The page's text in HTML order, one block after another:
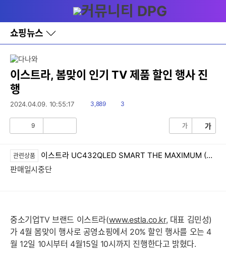
와
홈
쇼핑뉴스
바
로
레
이
토
이스트라, 봄맞이 인기 TV 제품 할인 행사 진
행
2024.04.09. 10:55:17
읽
3,889
댓
3
9 가 가
관련상품
이스트라 UC432QLED SMART THE MAXIMUM (스탠드)
판매일시중단
중소기업TV 브랜드 이스트라(www.estla.co.kr, 대표 김민성)
가 4월 봄맞이 행사로 공영쇼핑에서 20% 할인 행사를 오는 4
월 12일 10시부터 4월15일 10시까지 진행한다고 밝혔다.